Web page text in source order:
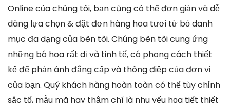
Online của chúng tôi, bạn cũng có thể đơn giản và dễ
dàng lựa chọn & đặt đơn hàng hoa tươi từ bỏ danh
mục đa dạng của bên tôi. Chúng bên tôi cung ứng
những bó hoa rất dị và tinh tế, có phong cách thiết
kế để phản ánh đẳng cấp và thông điệp của đơn vị
của bạn. Quý khách hàng hoàn toàn có thể tùy chỉnh
sắc tố, mẫu mã hay thậm chí là nhu yếu họa tiết thiết